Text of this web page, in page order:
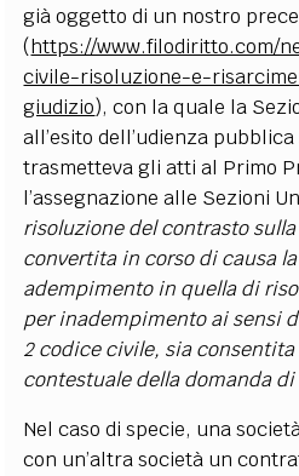
già oggetto di un nostro
(https://www.filodiritto.com/
civile-risoluzione-e-
giudizio), con la quale la
all’esito dell’udienza
trasmetteva gli atti al Primo
l’assegnazione alle Sezioni
risoluzione del contrasto
convertita in corso di causa
adempimento in quella di
per inadempimento ai sensi
2 codice civile, sia
contestuale della domanda
Nel caso di specie, una
con un’altra società un